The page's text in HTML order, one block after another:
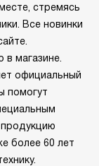
стремясь
Все новинки
магазине.
официальный
помогут
более 60 лет